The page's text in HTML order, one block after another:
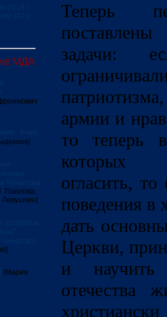
МДА
Павлова;
Левушкин]
[Мария
Теперь
задачи:
армии и
то теперь
которых
огласить,
поведения в
дать
Церкви,
и научить
отечества